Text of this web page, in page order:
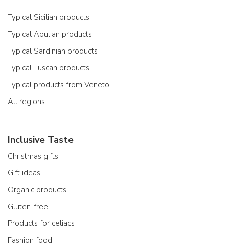
Typical Sicilian products
Typical Apulian products
Typical Sardinian products
Typical Tuscan products
Typical products from Veneto
All regions
Inclusive Taste
Christmas gifts
Gift ideas
Organic products
Gluten-free
Products for celiacs
Fashion food